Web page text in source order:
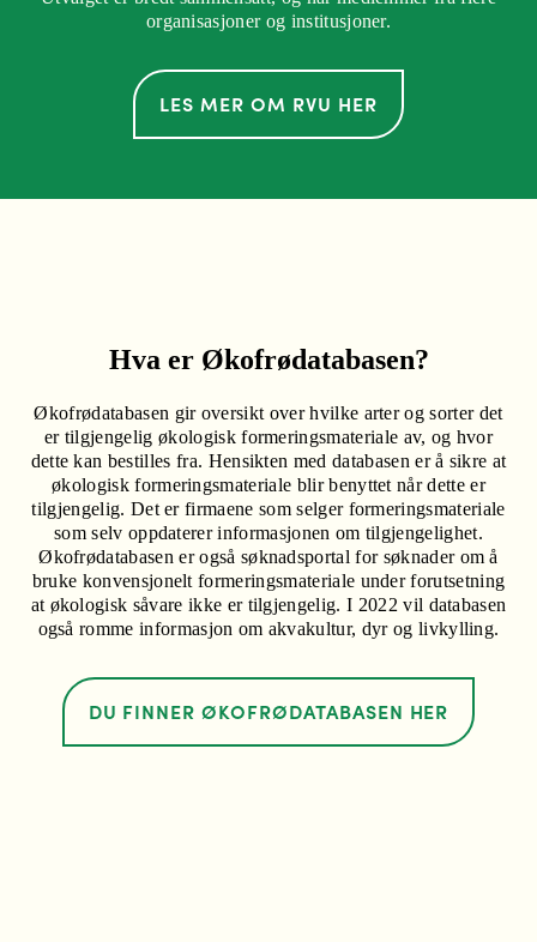
organisasjoner og institusjoner.
LES MER OM RVU HER
Hva er Økofrødatabasen?
Økofrødatabasen gir oversikt over hvilke arter og sorter det
er tilgjengelig økologisk formeringsmateriale av, og hvor
dette kan bestilles fra. Hensikten med databasen er å sikre at
økologisk formeringsmateriale blir benyttet når dette er
tilgjengelig. Det er firmaene som selger formeringsmateriale
som selv oppdaterer informasjonen om tilgjengelighet.
Økofrødatabasen er også søknadsportal for søknader om å
bruke konvensjonelt formeringsmateriale under forutsetning
at økologisk såvare ikke er tilgjengelig. I 2022 vil databasen
også romme informasjon om akvakultur, dyr og livkylling.
DU FINNER ØKOFRØDATABASEN HER